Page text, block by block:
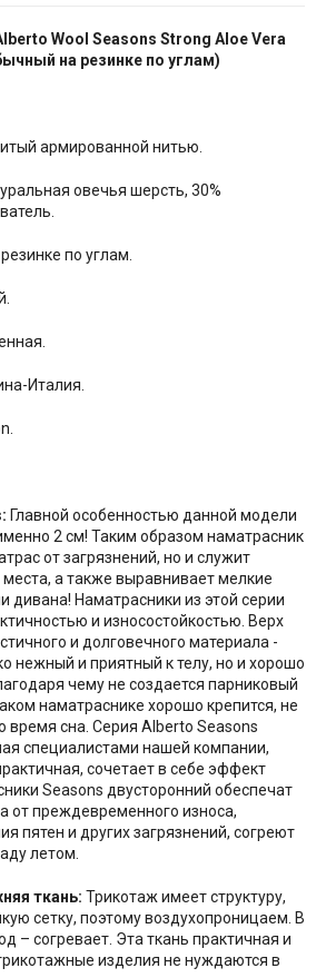
Wool Seasons Strong Aloe Vera
на резинке по углам)
армированной нитью.
овечья шерсть, 30%
по углам.
Италия.
Главной особенностью данной модели
2 см! Таким образом наматрасник
от загрязнений, но и служит
а также выравнивает мелкие
дивана! Наматрасники из этой серии
и износостойкостью. Верх
и долговечного материала -
нежный и приятный к телу, но и хорошо
чему не создается парниковый
наматраснике хорошо крепится, не
время сна. Серия Alberto Seasons
специалистами нашей компании,
сочетает в себе эффект
Seasons двусторонний обеспечат
от преждевременного износа,
пятен и других загрязнений, согреют
летом.
ткань: Трикотаж имеет структуру,
сетку, поэтому воздухопроницаем. В
– согревает. Эта ткань практичная и
изделия не нуждаются в